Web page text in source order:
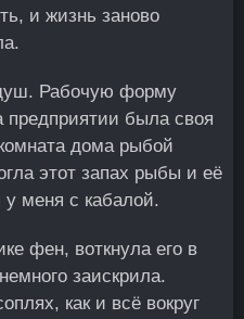
и жизнь заново
Рабочую форму
предприятии была своя
дома рыбой
этот запах рыбы и её
меня с кабалой.
фен, воткнула его в
заискрила.
как и всё вокруг